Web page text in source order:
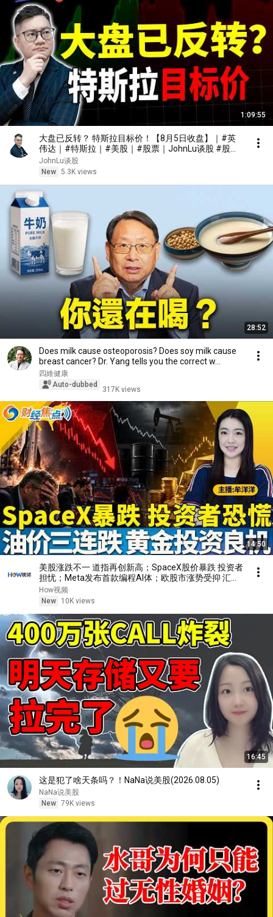
1:09:55
大盘已反转？ 特斯拉目标价！【8月5日收盘】｜#英
伟达｜#特斯拉｜#美股｜#股票｜JohnLu谈股 #股票
分析
JohnLu谈股
New 5.3K views
28:52
Does milk cause osteoporosis? Does soy milk cause
breast cancer? Dr. Yang tells you the correct w...
四維健康
Auto-dubbed
317K views
14:50
美股涨跌不一 道指再创新高；SpaceX股价暴跌 投资者
担忧；Meta发布首款编程AI体；欧股市涨势受抑 汇丰
领跌；黄金“重置”完成 或迎最佳上涨期；油价三连跌
市场关注美伊进展《财经焦点》08/05
How视频
New
10K views
16:45
这是犯了啥天条吗？！NaNa说美股(2026.08.05)
NaNa说美股
New 79K views